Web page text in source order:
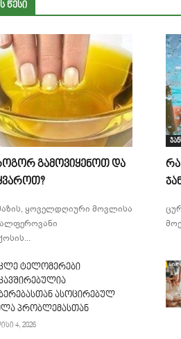
ᲬᲔᲡᲘ
გამოვიყენოთ და
ყოველდღიური მოვლისა
რა
ტელომერები
ასოცირებულ
პრობლემასთან
4, 2026